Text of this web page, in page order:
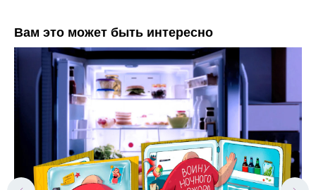
Вам это может быть интересно